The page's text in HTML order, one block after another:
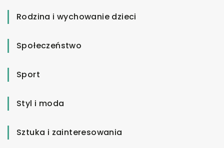
Rodzina i wychowanie dzieci
Społeczeństwo
Sport
Styl i moda
Sztuka i zainteresowania